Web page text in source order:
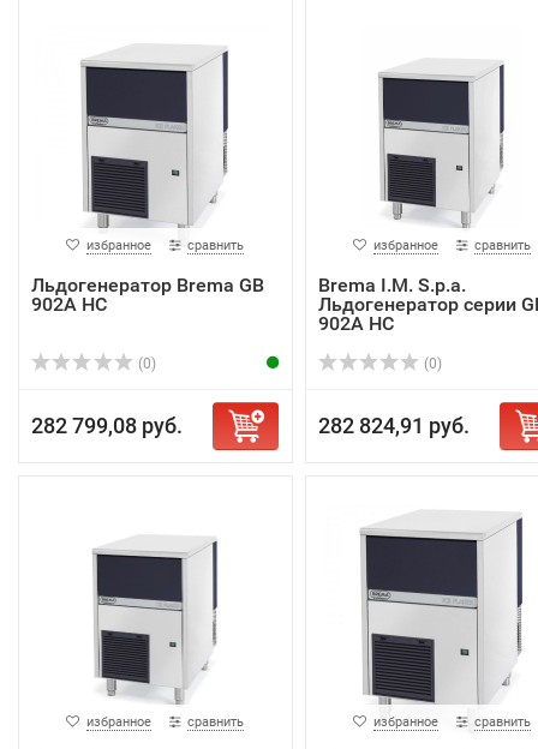
избранное сравнить
Льдогенератор Brema GB
902A HC
(0)
282 799,08 руб.
избранное сравнить
Brema I.M. S.p.a.
Льдогенератор серии
902A HC
(0)
282 824,91 руб.
избранное сравнить избранное сравнить